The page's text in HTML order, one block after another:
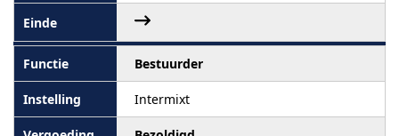
Bestuurder
Intermixt